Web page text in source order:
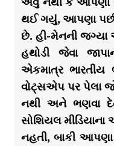
થઈ ગયું, આપણા
છે. હી-મેનની જગ્યા
હથોડી જેવા
એકમાત્ર ભારતીય
વોટ્સએપ પર પેલા
નથી અને ભણવા
સોશિયલ મીડિયાના
નહતી, બાકી